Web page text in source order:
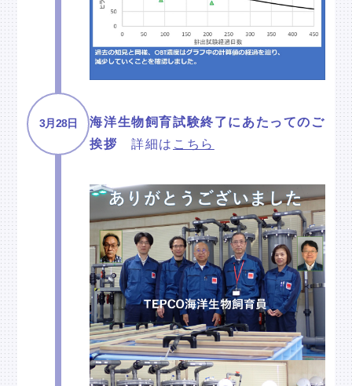
3月28日
海洋生物飼育試験終了にあたってのご
挨拶詳細は こちら